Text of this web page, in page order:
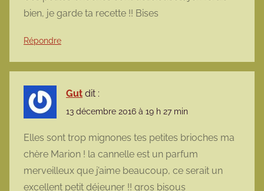
bien, je garde ta recette !! Bises
Répondre
Gut dit :
13 décembre 2016 à 19 h 27 min
Elles sont trop mignones tes petites brioches ma
chère Marion ! la cannelle est un parfum
merveilleux que j’aime beaucoup, ce serait un
excellent petit déjeuner !! gros bisous